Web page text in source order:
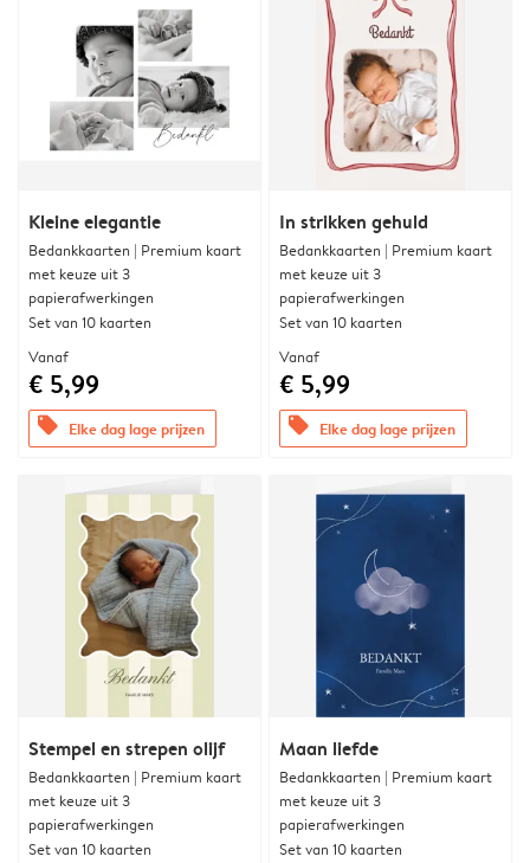
Kleine elegantie
Bedankkaarten | Premium kaart
met keuze uit 3
papierafwerkingen
Set van 10 kaarten
Vanaf
€ 5,99
offers Elke dag lage prijzen
In strikken gehuld
Bedankkaarten | Premium kaart
met keuze uit 3
papierafwerkingen
Set van 10 kaarten
Vanaf
€ 5,99
offers Elke dag lage prijzen
Stempel en strepen olijf
Bedankkaarten | Premium kaart
met keuze uit 3
papierafwerkingen
Set van 10 kaarten
Maan liefde
Bedankkaarten | Premium kaart
met keuze uit 3
papierafwerkingen
Set van 10 kaarten